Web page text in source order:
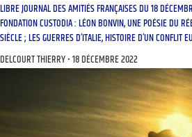
LIBRE JOURNAL DES AMITIÉS FRANÇAISES DU 18
FONDATION CUSTODIA : LÉON BONVIN, UNE POÉSIE DU
SIÈCLE ; LES GUERRES D’ITALIE, HISTOIRE D’UN CONFLIT
DELCOURT THIERRY 18 DÉCEMBRE 2022